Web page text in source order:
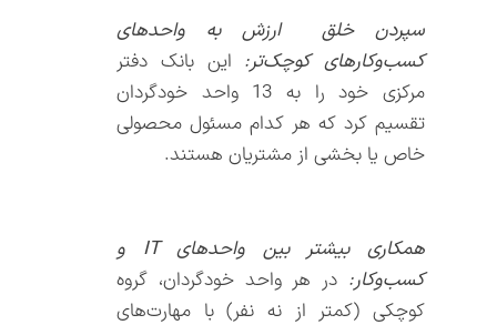
سپردن خلق ارزش به واحدهای
کسب‌وکارهای کوچک‌تر: این بانک دفتر
مرکزی خود را به 13 واحد خودگردان
تقسیم کرد که هر کدام مسئول محصولی
خاص یا بخشی از مشتریان هستند.
همکاری بیشتر بین واحدهایIT و
کسب‌وکار: در هر واحد خودگردان، گروه
کوچکی (کمتر از نه نفر) با مهارت‌های